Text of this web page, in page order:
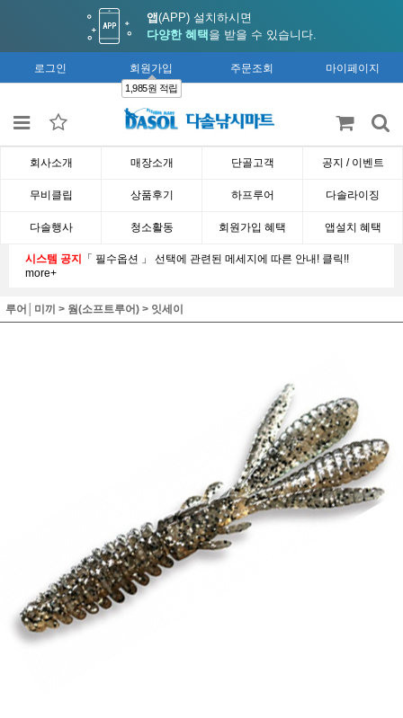
앱(APP) 설치하시면
다양한 혜택 을 받을 수 있습니다.
로그인 회원가입
1,985원 적립
주문조회 마이페이지
회사소개 매장소개 단골고객 공지 / 이벤트
무비클립 상품후기 하프루어 다솔라이징
다솔행사 청소활동 회원가입 혜택 앱설치 혜택
시스템 공지 「 필수옵션 」 선택에 관련된 메세지에 따른 안내! 클릭!!
more+
루어│미끼 > 웜(소프트루어) > 잇세이